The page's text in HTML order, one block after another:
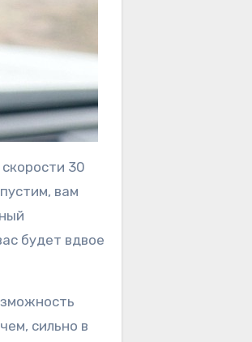
30
вам
будет вдвое
сильно в